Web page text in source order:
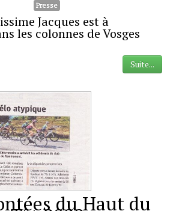
Presse
Jacques est à
les colonnes de Vosges
Suite...
du Haut du